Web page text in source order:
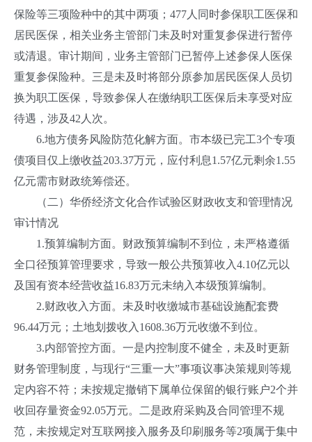
保险等三项险种中的其中两项；477人同时参保职工医保和
居民医保，相关业务主管部门未及时对重复参保进行暂停
或清退。审计期间，业务主管部门已暂停上述参保人医保
重复参保险种。三是未及时将部分原参加居民医保人员切
换为职工医保，导致参保人在缴纳职工医保后未享受对应
待遇，涉及42人次。
6.地方债务风险防范化解方面。市本级已完工3个专项
债项目仅上缴收益203.37万元，应付利息1.57亿元剩余1.55
亿元需市财政统筹偿还。
（二）华侨经济文化合作试验区财政收支和管理情况
审计情况
1.预算编制方面。财政预算编制不到位，未严格遵循
全口径预算管理要求，导致一般公共预算收入4.10亿元以
及国有资本经营收益16.83万元未纳入本级预算编制。
2.财政收入方面。未及时收缴城市基础设施配套费
96.44万元；土地划拨收入1608.36万元收缴不到位。
3.内部管控方面。一是内控制度不健全，未及时更新
财务管理制度，与现行“三重一大”事项议事决策规则等规
定内容不符；未按规定撤销下属单位保留的银行账户2个并
收回存量资金92.05万元。二是政府采购及合同管理不规
范，未按规定对互联网接入服务及印刷服务等2项属于集中